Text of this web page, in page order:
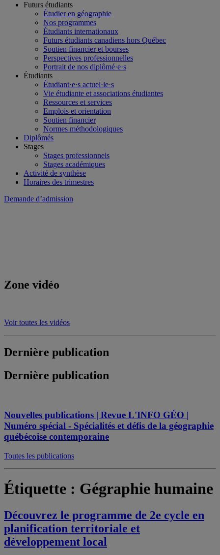
Futurs étudiants
Étudier en géographie
Nos programmes
Étudiants internationaux
Futurs étudiants canadiens hors Québec
Soutien financier et bourses
Perspectives professionnelles
Portrait de nos diplômé·e·s
Étudiants
Étudiant·e·s actuel·le·s
Vie étudiante et associations étudiantes
Ressources et services
Emplois et orientation
Soutien financier
Normes méthodologiques
Diplômés
Stages
Stages professionnels
Stages académiques
Activité de synthèse
Horaires des trimestres
Demande d’admission
Zone vidéo
Voir toutes les vidéos
Dernière publication
Dernière publication
Nouvelles publications | Revue L'INFO GÉO |
Numéro spécial - Spécialités et défis de la géographie
québécoise contemporaine
Toutes les publications
Étiquette : Gégraphie humaine
Découvrez le programme de 2e cycle en
planification territoriale et
développement local